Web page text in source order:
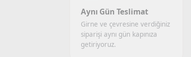
Aynı Gün Teslimat
Girne ve çevresine verdiğiniz
siparişi aynı gün kapınıza
getiriyoruz.